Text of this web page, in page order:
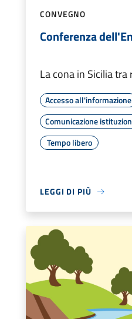
CONVEGNO
Conferenza
La cona in Sicilia
Accesso all'informazione
Comunicazione
Tempo libero
LEGGI DI PIÙ